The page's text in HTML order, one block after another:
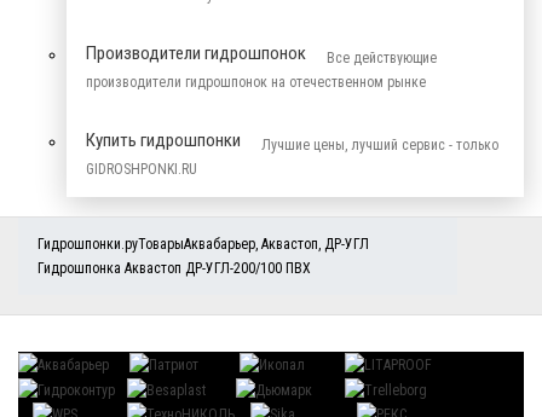
Производители гидрошпонок
Все действующие
производители гидрошпонок на отечественном рынке
Купить гидрошпонки
Лучшие цены, лучший сервис - только
GIDROSHPONKI.RU
Гидрошпонки.руТоварыАквабарьер, Аквастоп, ДР-УГЛ
Гидрошпонка Аквастоп ДР-УГЛ-200/100 ПВХ